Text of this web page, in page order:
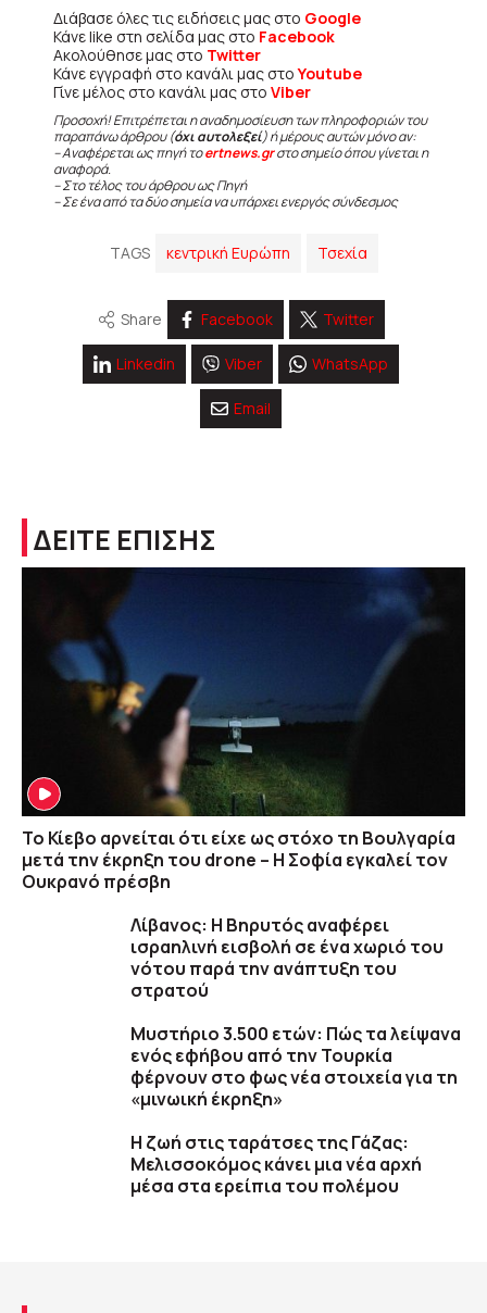
Διάβασε όλες τις ειδήσεις μας στο Google
Κάνε like στη σελίδα μας στο Facebook
Ακολούθησε μας στο Twitter
Κάνε εγγραφή στο κανάλι μας στοYoutube
Γίνε μέλος στο κανάλι μας στο Viber
Προσοχή! Επιτρέπεται η αναδημοσίευση των πληροφοριών του
παραπάνω άρθρου (όχι αυτολεξεί) ή μέρους αυτών μόνο αν:
– Αναφέρεται ως πηγή τοertnews.grστο σημείο όπου γίνεται η
αναφορά.
– Στο τέλος του άρθρου ως Πηγή
– Σε ένα από τα δύο σημεία να υπάρχει ενεργός σύνδεσμος
TAGS κεντρική Ευρώπη Τσεχία
Share Facebook Twitter
Linkedin Viber WhatsApp
Email
ΔΕΙΤΕ ΕΠΙΣΗΣ
Το Κίεβο αρνείται ότι είχε ως στόχο τη Βουλγαρία
μετά την έκρηξη του drone – Η Σοφία εγκαλεί τον
Ουκρανό πρέσβη
Λίβανος: Η Βηρυτός αναφέρει
ισραηλινή εισβολή σε ένα χωριό του
νότου παρά την ανάπτυξη του
στρατού
Μυστήριο 3.500 ετών: Πώς τα λείψανα
ενός εφήβου από την Τουρκία
φέρνουν στο φως νέα στοιχεία για τη
«μινωική έκρηξη»
Η ζωή στις ταράτσες της Γάζας:
Μελισσοκόμος κάνει μια νέα αρχή
μέσα στα ερείπια του πολέμου